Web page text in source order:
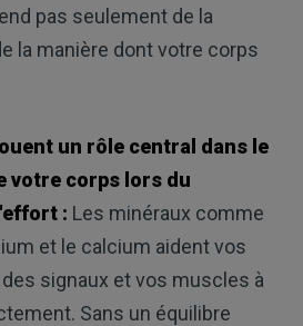
pas seulement de la
la manière dont votre corps
un rôle central dans le
votre corps lors du
: Les minéraux comme
et le calcium aident vos
signaux et vos muscles à
Sans un équilibre